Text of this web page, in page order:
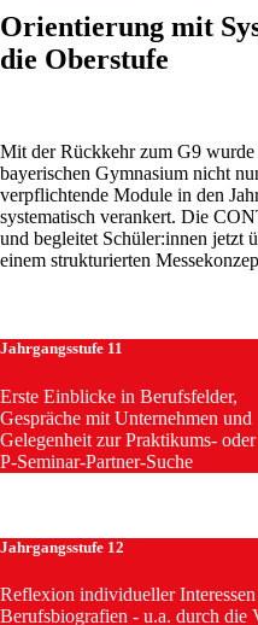
Orientierung mit
die Oberstufe
Mit der Rückkehr zum G9
bayerischen Gymnasium nicht
verpflichtende Module in den
systematisch verankert. Die
und begleitet Schüler:innen jetzt
einem strukturierten
Jahrgangsstufe 11
Erste Einblicke in Berufsfelder,
Gespräche mit Unternehmen und
Gelegenheit zur Praktikums- oder
P-Seminar-Partner-Suche
Jahrgangsstufe 12
Reflexion individueller
Berufsbiografien - u.a. durch die